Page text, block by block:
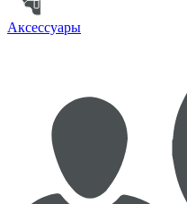
Аксессуары